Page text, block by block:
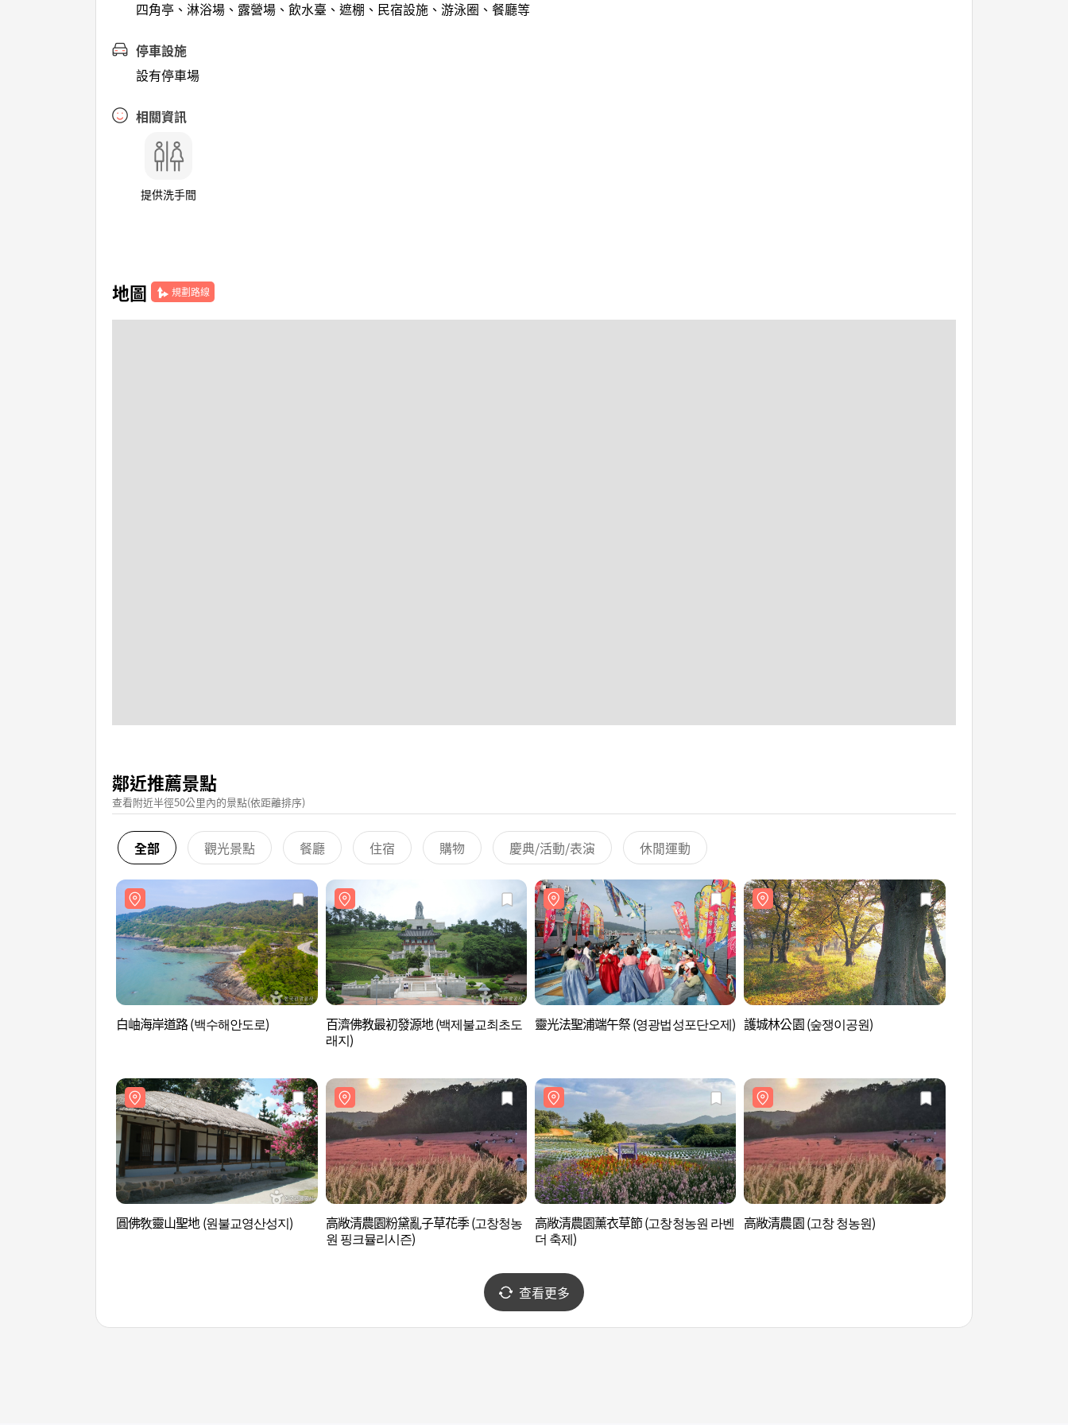
四角亭、淋浴場、露營場、飲水臺、遮棚、民宿設施、游泳圈、餐廳等
停車設施
設有停車場
相關資訊
提供洗手間
地圖 規劃路線
鄰近推薦景點
查看附近半徑50公里內的景點(依距離排序)
全部 觀光景點 餐廳 住宿 購物 慶典/活動/表演 休閒運動
白岫海岸道路 (백수해안도로)
百濟佛教最初發源地 (백제불교최초도
래지)
靈光法聖浦端午祭 (영광법성포단오제) 護城林公園 (숲쟁이공원)
圓佛敎靈山聖地 (원불교영산성지)
高敞清農園粉黛亂子草花季 (고창청농
원 핑크뮬리시즌)
高敞清農園薰衣草節 (고창청농원 라벤
더 축제)
高敞清農園 (고창 청농원)
查看更多